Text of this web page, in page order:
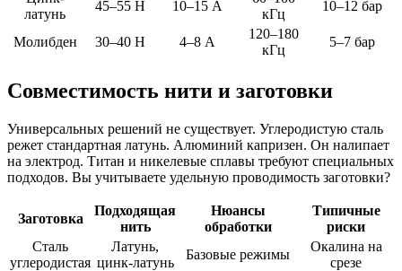
латунь
45–55 Н 10–15 А
кГц
10–12 бар
Молибден 30–40 Н 4–8 А
120–180
кГц
5–7 бар
Совместимость нити и заготовки
Универсальных решений не существует. Углеродистую сталь
режет стандартная латунь. Алюминий капризен. Он налипает
на электрод. Титан и никелевые сплавы требуют специальных
подходов. Вы учитываете удельную проводимость заготовки?
Заготовка
Подходящая
нить
Нюансы
обработки
Типичные
риски
Сталь
углеродистая
Латунь,
цинк-латунь
Базовые режимы
Окалина на
срезе